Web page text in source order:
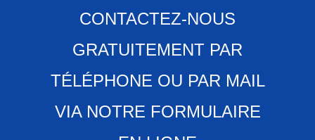
CONTACTEZ-NOUS
GRATUITEMENT PAR
TÉLÉPHONE OU PAR MAIL
VIA NOTRE FORMULAIRE